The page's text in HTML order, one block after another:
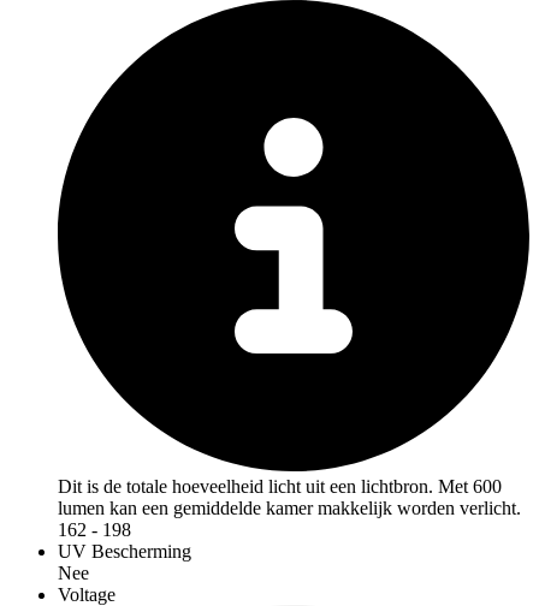
Dit is de totale hoeveelheid licht uit een lichtbron. Met 600
lumen kan een gemiddelde kamer makkelijk worden verlicht.
162 - 198
UV Bescherming
Nee
Voltage